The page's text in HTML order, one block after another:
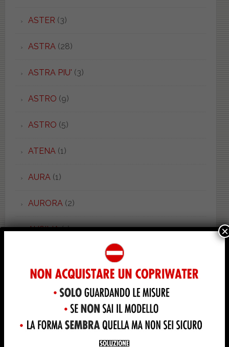
ASTER (3)
ASTRA(28)
ASTRA PIU' (3)
ASTRO (9)
ASTRO (5)
ATENA(1)
AURA(1)
AURORA(2)
AUSILIA(1)
AXA (21)
×